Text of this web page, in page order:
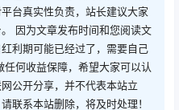
台真实性负责，站长建议大家
因为文章发布时间和您阅读文
利期可能已经过了，需要自己
何收益保障，希望大家可以认
公开分享，并不代表本站立
联系本站删除，将及时处理！